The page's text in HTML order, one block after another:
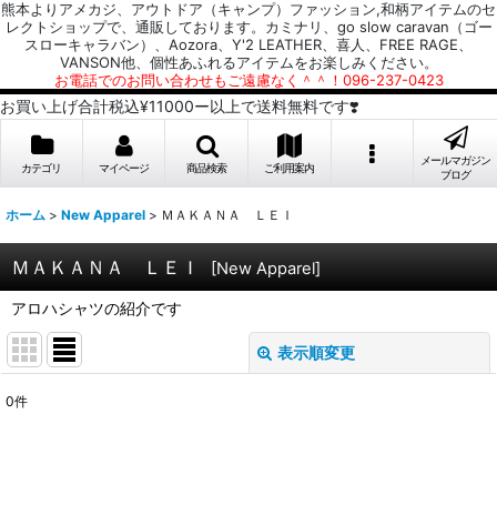
熊本よりアメカジ、アウトドア（キャンプ）ファッション,和柄アイテムのセ
レクトショップで、通販しております。カミナリ、go slow caravan（ゴー
スローキャラバン）、Aozora、Y'2 LEATHER、喜人、FREE RAGE、
VANSON他、個性あふれるアイテムをお楽しみください。
お電話でのお問い合わせもご遠慮なく＾＾！096-237-0423
お買い上げ合計税込¥11000ー以上で送料無料です❣️
カテゴリ マイページ 商品検索 ご利用案内
メールマガジン
ブログ
ホーム > New Apparel > ＭＡＫＡＮＡ ＬＥＩ
ＭＡＫＡＮＡ ＬＥＩ [New Apparel]
アロハシャツの紹介です
表示順変更
0件